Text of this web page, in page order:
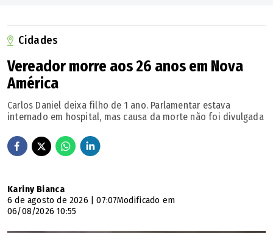
Cidades
Vereador morre aos 26 anos em Nova
América
Carlos Daniel deixa filho de 1 ano. Parlamentar estava
internado em hospital, mas causa da morte não foi divulgada
Kariny Bianca
6 de agosto de 2026 | 07:07Modificado em
06/08/2026 10:55